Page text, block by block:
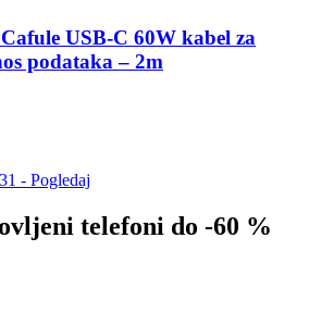
USB-C 60W kabel za
podataka – 2m
- Pogledaj
telefoni do -60 %